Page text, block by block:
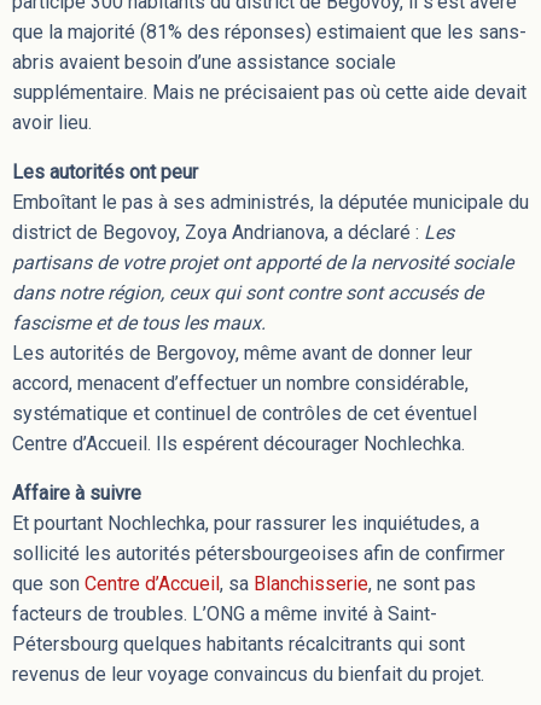
que la majorité (81% des réponses) estimaient que les sans-
abris avaient besoin d’une assistance sociale
supplémentaire. Mais ne précisaient pas où cette aide devait
avoir lieu.
Les autorités ont peur
Emboîtant le pas à ses administrés, la députée municipale du
district de Begovoy, Zoya Andrianova, a déclaré : Les
partisans de votre projet ont apporté de la nervosité sociale
dans notre région, ceux qui sont contre sont accusés de
fascisme et de tous les maux.
Les autorités de Bergovoy, même avant de donner leur
accord, menacent d’effectuer un nombre considérable,
systématique et continuel de contrôles de cet éventuel
Centre d’Accueil. Ils espérent décourager Nochlechka.
Affaire à suivre
Et pourtant Nochlechka, pour rassurer les inquiétudes, a
sollicité les autorités pétersbourgeoises afin de confirmer
que son Centre d’Accueil , sa Blanchisserie, ne sont pas
facteurs de troubles. L’ONG a même invité à Saint-
Pétersbourg quelques habitants récalcitrants qui sont
revenus de leur voyage convaincus du bienfait du projet.